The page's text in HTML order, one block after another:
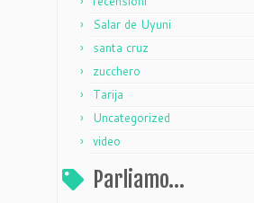
Salar de Uyuni
santa cruz
zucchero
Tarija
Uncategorized
video
Parliamo…